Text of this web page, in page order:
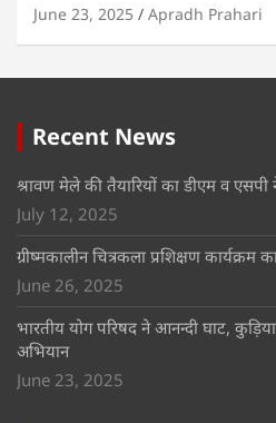
June 23, 2025 Apradh Prahari
Recent News
श्रावण मेले की तैयारियों का डीएम व एसपी
July 12, 2025
ग्रीष्मकालीन चित्रकला प्रशिक्षण
June 26, 2025
भारतीय योग परिषद ने आनन्दी घाट,
अभियान
June 23, 2025